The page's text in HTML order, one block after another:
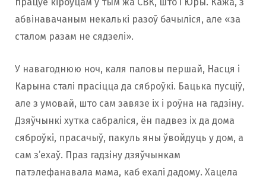
абвінавачаным некалькі разоў бачыліся, але «за
сталом разам не сядзелі».
У навагоднюю ноч, каля паловы першай, Насця і
Карына сталі прасіцца да сяброўкі. Бацька пусціў,
але з умовай, што сам завязе іх і роўна на гадзіну.
Дзяўчынкі хутка сабраліся, ён падвез іх да дома
сяброўкі, прасачыў, пакуль яны ўвойдуць у дом, а
сам з’ехаў. Праз гадзіну дзяўчынкам
патэлефанавала мама, каб ехалі дадому. Хацела